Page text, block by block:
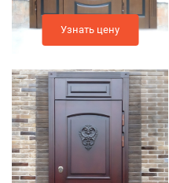
Узнать цену